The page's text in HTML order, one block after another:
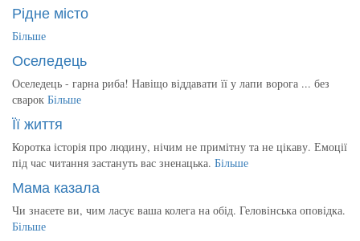
Рідне місто
Більше
Оселедець
Оселедець - гарна риба! Навіщо віддавати її у лапи ворога ... без
сварок Більше
Її життя
Коротка історія про людину, нічим не примітну та не цікаву. Емоції
під час читання застануть вас зненацька. Більше
Мама казала
Чи знаєете ви, чим ласує ваша колега на обід. Геловінська оповідка.
Більше